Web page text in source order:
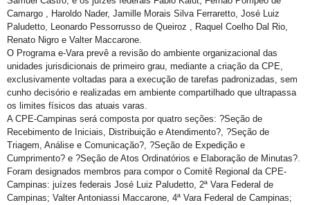
Camargo , Haroldo Nader, Jamille Morais Silva Ferraretto, José Luiz
Paludetto, Leonardo Pessorrusso de Queiroz , Raquel Coelho Dal Rio,
Renato Nigro e Valter Maccarone.
O Programa e-Vara prevê a revisão do ambiente organizacional das
unidades jurisdicionais de primeiro grau, mediante a criação da CPE,
exclusivamente voltadas para a execução de tarefas padronizadas, sem
cunho decisório e realizadas em ambiente compartilhado que ultrapassa
os limites físicos das atuais varas.
A CPE-Campinas será composta por quatro seções: ?Seção de
Recebimento de Iniciais, Distribuição e Atendimento?, ?Seção de
Triagem, Análise e Comunicação?, ?Seção de Expedição e
Cumprimento? e ?Seção de Atos Ordinatórios e Elaboração de Minutas?.
Foram designados membros para compor o Comitê Regional da CPE-
Campinas: juízes federais José Luiz Paludetto, 2ª Vara Federal de
Campinas; Valter Antoniassi Maccarone, 4ª Vara Federal de Campinas;